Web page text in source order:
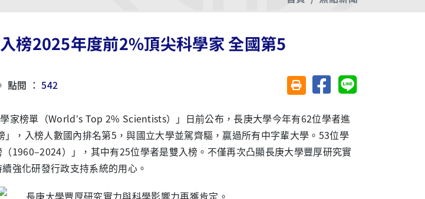
榜2025年度前2%頂尖科學家 全國第5
點閱 ：542 友善列印(另開視窗)
分享至臉書分享至 Line
家榜單（World’s Top 2% Scientists）」日前公布，長庚大學今年有62位學者進
」，入榜人數國內排名第5，與國立大學並駕齊驅，贏過所有中字輩大學。53位學
1960–2024）」，其中有25位學者是雙入榜。不僅再次凸顯長庚大學豐厚研究實
強化研發行政支持系統的用心。